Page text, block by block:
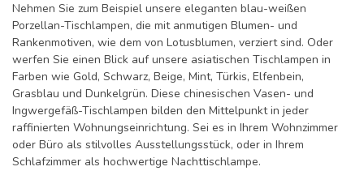
Nehmen Sie zum Beispiel unsere eleganten blau-weißen
Porzellan-Tischlampen, die mit anmutigen Blumen- und
Rankenmotiven, wie dem von Lotusblumen, verziert sind. Oder
werfen Sie einen Blick auf unsere asiatischen Tischlampen in
Farben wie Gold, Schwarz, Beige, Mint, Türkis, Elfenbein,
Grasblau und Dunkelgrün. Diese chinesischen Vasen- und
Ingwergefäß-Tischlampen bilden den Mittelpunkt in jeder
raffinierten Wohnungseinrichtung. Sei es in Ihrem Wohnzimmer
oder Büro als stilvolles Ausstellungsstück, oder in Ihrem
Schlafzimmer als hochwertige Nachttischlampe.